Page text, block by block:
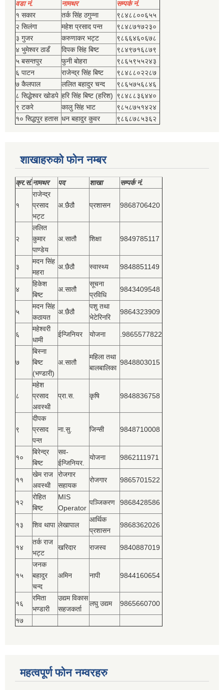
वडा नं. नामथर
सम्पर्क नं.
१ सकार
तर्क सिंह ठगुन्‍ना
९८४८८००६५५
२ सिलंगा
महेश प्रसाद पन्त
९८४८७१७२३०
३ गुजर
करुणाकर भट्ट
९८६६४६०६७८
४ भुमेश्‍वर ठाडँ
दिपक सिंह बिष्‍ट
९८४९७१६८७९
५ बसन्तपुर
फुनी बोहरा
९८६५९५५२४३
६ पाटन
राजेन्द्र सिंह बिष्‍ट
९८४८८०२२८७
७ कैलपाल
ललित बहादुर चन्द
९८६५७५६८४६
८ सिद्धेश्‍वर खोडपे हरि सिंह बिष्‍ट (हरिश) ९८४८८३६४४०
९ टकरे
कालु सिंह भाट
९८५८७५१४२४
१० सिद्धपुर हतास धन बहादुर कुवर ९८६८७८५३६२
शाखाहरुको फोन नम्बर
क्र.सं.नामथर पद शाखा सम्‍पर्क नं.
१
राजेन्द्र
प्रसाद
भट्ट
अ.छैठौ प्रशासन 9868706420
२
ललित
कुमार
पाण्डेय
अ.सातौ शिक्षा 9849785117
३
मदन सिंह
महरा
अ.छैठौ स्वास्थ्य 9848851149
४
हिकेश
बिष्‍ट
अ.सातौ
सूचना
प्रविधि
9843409548
५
मदन सिंह
कठायत
अ.छैठौ
पशु तथा
भेटेरिनरि
9864323909
६
महेश्‍वरी
धामी
ईन्जिनियर योजना .9865577822
७
बिस्‍ना
बिष्‍ट
(भण्डारी)
अ.सातौ
महिला तथा
बालबालिका
9848803015
८
महेश
प्रसाद
अवस्थी
प्रा.स. कृषि 9848836758
९
दीपक
प्रसाद
पन्त
ना.सु. जिन्सी 9848710008
१०
बिरेन्द्र
बिष्‍ट
सव-
ईन्जिनियर.
योजना 9862111971
११
खेम राज
अवस्थी
रोजगार
सहायक
रोजगार 9865701522
१२
रोहित
बिष्‍ट
MIS
Operator
पञ्‍जिकरण 9868428586
१३ शिव थापा लेखापाल
आर्थिक
प्रशासन
9868362026
१४
तर्क राज
भट्ट
खरिदार राजस्‍व 9840887019
१५
जनक
बहादुर
चन्द
अमिन नापी 9844160654
१६
रमिता
भण्डारी
उद्यम विकास
सहजकर्ता
लघु उद्यम 9865660700
१७
महत्वपूर्ण फोन नम्वरहरु